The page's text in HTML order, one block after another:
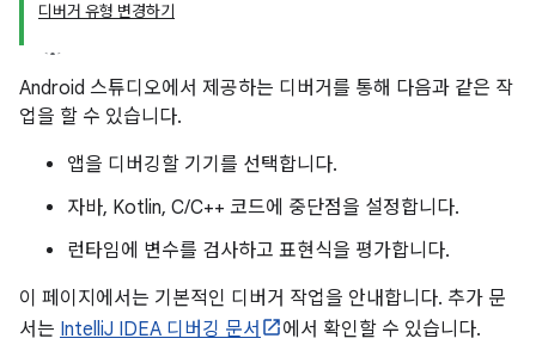
디버거 유형 변경하기
Android 스튜디오에서 제공하는 디버거를 통해 다음과 같은 작
업을 할 수 있습니다.
앱을 디버깅할 기기를 선택합니다.
자바, Kotlin, C/C++ 코드에 중단점을 설정합니다.
런타임에 변수를 검사하고 표현식을 평가합니다.
이 페이지에서는 기본적인 디버거 작업을 안내합니다. 추가 문
서는 IntelliJ IDEA 디버깅 문서 에서 확인할 수 있습니다.